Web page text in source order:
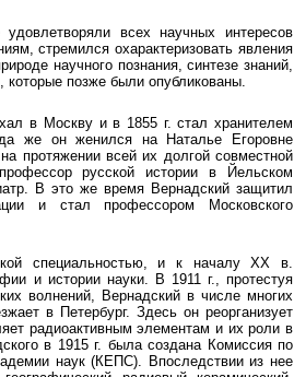
всех научных интересов
стремился охарактеризовать явления
научного познания, синтезе знаний,
позже были опубликованы.
в Москву и в 1855 г. стал хранителем
же он женился на Наталье Егоровне
протяжении всей их долгой совместной
русской истории в Йельском
В это же время Вернадский защитил
и стал профессором Московского
специальностью, и к началу XX в.
и истории науки. В 1911 г., протестуя
волнений, Вернадский в числе многих
в Петербург. Здесь он реорганизует
радиоактивным элементам и их роли в
в 1915 г. была создана Комиссия по
наук (КЕПС). Впоследствии из нее